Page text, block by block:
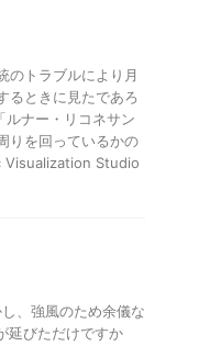
のトラブルにより月
るときに見たであろ
ナー・リコネサン
りを回っているかの
Visualization Studio
、強風のため余儀な
延びただけですか